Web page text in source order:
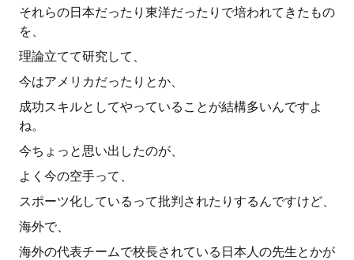
それらの日本だったり東洋だったりで培われてきたもの
を、
理論立てて研究して、
今はアメリカだったりとか、
成功スキルとしてやっていることが結構多いんですよ
ね。
今ちょっと思い出したのが、
よく今の空手って、
スポーツ化しているって批判されたりするんですけど、
海外で、
海外の代表チームで校長されている日本人の先生とかが